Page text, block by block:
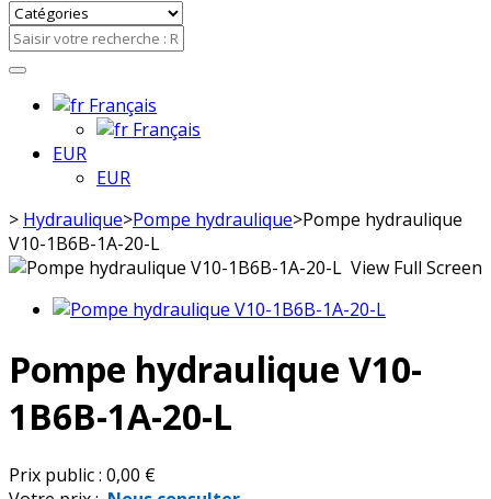
Français
Français
EUR
EUR
> Hydraulique>Pompe hydraulique>Pompe hydraulique
V10-1B6B-1A-20-L
View Full Screen
Pompe hydraulique V10-
1B6B-1A-20-L
Prix public : 0,00 €